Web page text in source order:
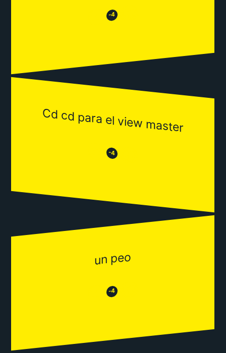
😒 -4 😂
Cd cd para el view master
😒 -4 😂
un peo
😒 -4 😂